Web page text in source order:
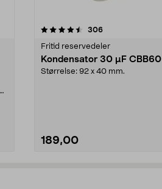
306anmeldelser
Fritid reservedeler
Kondensator 30 µF CBB60
Størrelse: 92 x 40 mm.
189,00
4.5 av 5 stjerner